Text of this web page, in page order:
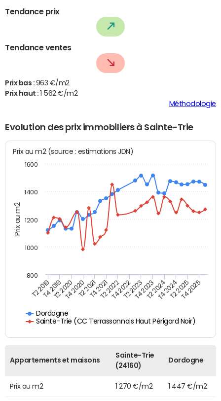
Tendance prix
Tendance ventes
Prix bas : 963 €/m2
Prix haut :
1 562 €/m2
Méthodologie
Evolution des prix immobiliers à Sainte-Trie
Prix au m2
Prix au m2 (source : estimations JDN)
Dordogne
Sainte-Trie (CC Terrassonnais Haut Périgord Noir)
T2 2019T4 2019T2 2020T4 2020T2 2021T4 2021T2 2022T4 2022T2 2023T4 2023T2 2024T4 2024T2 2025T4 2025
800
1000
1200
1400
1600
Appartements et maisons
Sainte-Trie
(24160)
Dordogne
Prix au m2 1 270 €/m2 1 447 €/m2